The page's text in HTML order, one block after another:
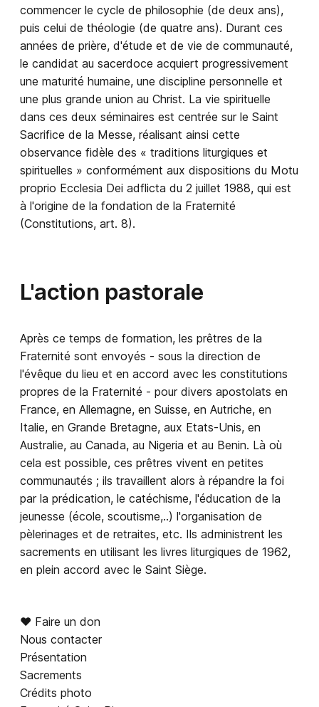
commencer le cycle de philosophie (de deux ans),
puis celui de théologie (de quatre ans). Durant ces
années de prière, d'étude et de vie de communauté,
le candidat au sacerdoce acquiert progressivement
une maturité humaine, une discipline personnelle et
une plus grande union au Christ. La vie spirituelle
dans ces deux séminaires est centrée sur le Saint
Sacrifice de la Messe, réalisant ainsi cette
observance fidèle des « traditions liturgiques et
spirituelles » conformément aux dispositions du Motu
proprio Ecclesia Dei adflicta du 2 juillet 1988, qui est
à l'origine de la fondation de la Fraternité
(Constitutions, art. 8).
L'action pastorale
Après ce temps de formation, les prêtres de la
Fraternité sont envoyés - sous la direction de
l'évêque du lieu et en accord avec les constitutions
propres de la Fraternité - pour divers apostolats en
France, en Allemagne, en Suisse, en Autriche, en
Italie, en Grande Bretagne, aux Etats-Unis, en
Australie, au Canada, au Nigeria et au Benin. Là où
cela est possible, ces prêtres vivent en petites
communautés ; ils travaillent alors à répandre la foi
par la prédication, le catéchisme, l'éducation de la
jeunesse (école, scoutisme,..) l'organisation de
pèlerinages et de retraites, etc. Ils administrent les
sacrements en utilisant les livres liturgiques de 1962,
en plein accord avec le Saint Siège.
♥︎ Faire un don
Nous contacter
Présentation
Sacrements
Crédits photo